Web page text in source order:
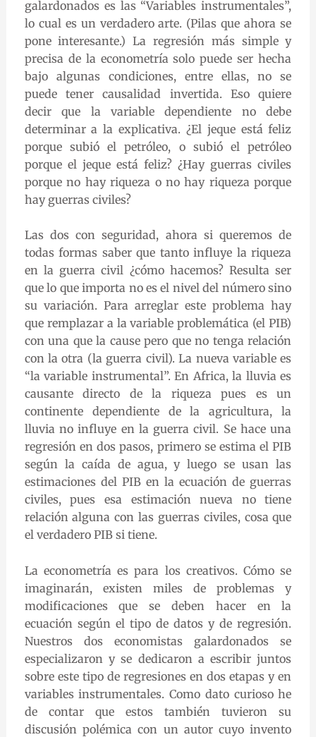
galardonados es las “Variables instrumentales”,
lo cual es un verdadero arte. (Pilas que ahora se
pone interesante.) La regresión más simple y
precisa de la econometría solo puede ser hecha
bajo algunas condiciones, entre ellas, no se
puede tener causalidad invertida. Eso quiere
decir que la variable dependiente no debe
determinar a la explicativa. ¿El jeque está feliz
porque subió el petróleo, o subió el petróleo
porque el jeque está feliz? ¿Hay guerras civiles
porque no hay riqueza o no hay riqueza porque
hay guerras civiles?
Las dos con seguridad, ahora si queremos de
todas formas saber que tanto influye la riqueza
en la guerra civil ¿cómo hacemos? Resulta ser
que lo que importa no es el nivel del número sino
su variación. Para arreglar este problema hay
que remplazar a la variable problemática (el PIB)
con una que la cause pero que no tenga relación
con la otra (la guerra civil). La nueva variable es
“la variable instrumental”. En Africa, la lluvia es
causante directo de la riqueza pues es un
continente dependiente de la agricultura, la
lluvia no influye en la guerra civil. Se hace una
regresión en dos pasos, primero se estima el PIB
según la caída de agua, y luego se usan las
estimaciones del PIB en la ecuación de guerras
civiles, pues esa estimación nueva no tiene
relación alguna con las guerras civiles, cosa que
el verdadero PIB si tiene.
La econometría es para los creativos. Cómo se
imaginarán, existen miles de problemas y
modificaciones que se deben hacer en la
ecuación según el tipo de datos y de regresión.
Nuestros dos economistas galardonados se
especializaron y se dedicaron a escribir juntos
sobre este tipo de regresiones en dos etapas y en
variables instrumentales. Como dato curioso he
de contar que estos también tuvieron su
discusión polémica con un autor cuyo invento